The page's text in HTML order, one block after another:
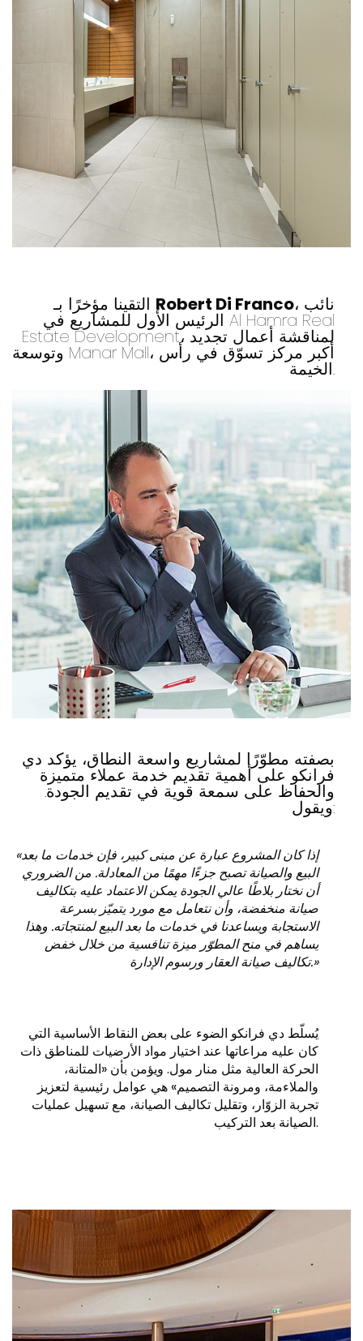
Robert Di Franco، نائب
الرئيس الأول للمشاريع في Al Hamra Real
Estate Development، لمناقشة أعمال تجديد
وتوسعة Manar Mall، أكبر مركز تسوّق في رأس
الخيمة.
بصفته مطوّرًا لمشاريع واسعة النطاق، يؤكد دي
فرانكو على أهمية تقديم خدمة عملاء متميزة
والحفاظ على سمعة قوية في تقديم الجودة.
ويقول:
«إذا كان المشروع عبارة عن مبنى كبير، فإن خدمات ما بعد
البيع والصيانة تصبح جزءًا مهمًا من المعادلة. من الضروري
أن نختار بلاطًا عالي الجودة يمكن الاعتماد عليه بتكاليف
صيانة منخفضة، وأن نتعامل مع مورد يتميّز بسرعة
الاستجابة ويساعدنا في خدمات ما بعد البيع لمنتجاته. وهذا
يساهم في منح المطوّر ميزة تنافسية من خلال خفض
تكاليف صيانة العقار ورسوم الإدارة.»
يُسلّط دي فرانكو الضوء على بعض النقاط الأساسية التي
كان عليه مراعاتها عند اختيار مواد الأرضيات للمناطق ذات
الحركة العالية مثل منار مول. ويؤمن بأن «المتانة،
والملاءمة، ومرونة التصميم» هي عوامل رئيسية لتعزيز
تجربة الزوّار، وتقليل تكاليف الصيانة، مع تسهيل عمليات
الصيانة بعد التركيب.